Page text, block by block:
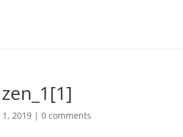
2019 |0 comments